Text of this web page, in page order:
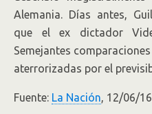
Alemania. Días antes,
que el ex dictador
Semejantes
aterrorizadas por el
Fuente: La Nación, 12/06/